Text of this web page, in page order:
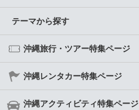
テーマから探す
沖縄旅行・ツアー特集ページ
沖縄レンタカー特集ページ
沖縄アクティビティ特集ページ